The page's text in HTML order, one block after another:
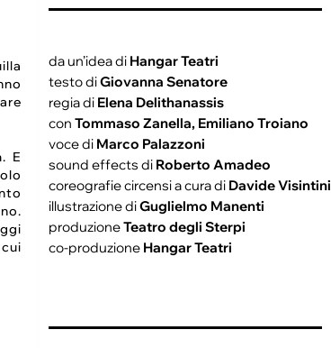
. E
da un’idea di Hangar Teatri
testo diGiovanna Senatore
regia di Elena Delithanassis
con Tommaso Zanella, Emiliano Troiano
voce di Marco Palazzoni
sound effects di Roberto Amadeo
coreografie circensi a cura di Davide Visintini
illustrazione diGuglielmo Manenti
produzioneTeatro degli Sterpi
co-produzione Hangar Teatri